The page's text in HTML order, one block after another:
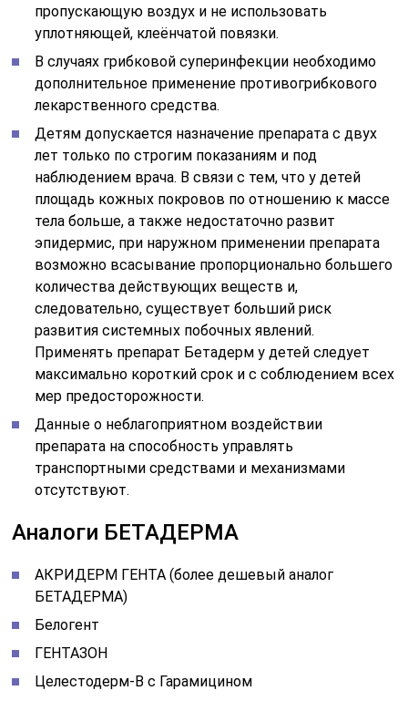
пропускающую воздух и не использовать
уплотняющей, клеёнчатой повязки.
В случаях грибковой суперинфекции необходимо
дополнительное применение противогрибкового
лекарственного средства.
Детям допускается назначение препарата с двух
лет только по строгим показаниям и под
наблюдением врача. В связи с тем, что у детей
площадь кожных покровов по отношению к массе
тела больше, а также недостаточно развит
эпидермис, при наружном применении препарата
возможно всасывание пропорционально большего
количества действующих веществ и,
следовательно, существует больший риск
развития системных побочных явлений.
Применять препарат Бетадерм у детей следует
максимально короткий срок и с соблюдением всех
мер предосторожности.
Данные о неблагоприятном воздействии
препарата на способность управлять
транспортными средствами и механизмами
отсутствуют.
Аналоги БЕТАДЕРМА
АКРИДЕРМ ГЕНТА (более дешевый аналог
БЕТАДЕРМА)
Белогент
ГЕНТАЗОН
Целестодерм-В с Гарамицином